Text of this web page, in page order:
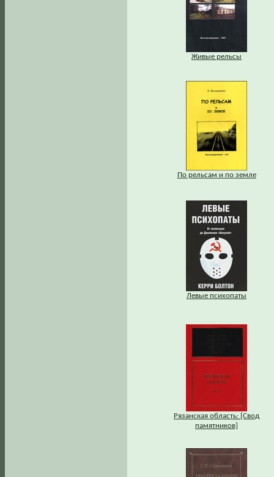
Живые рельсы
По рельсам и по земле
Левые психопаты
Рязанская область: [Свод
памятников]